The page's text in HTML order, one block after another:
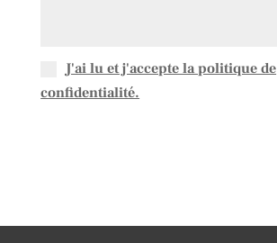
J'ai lu et j'accepte la politique de
confidentialité.